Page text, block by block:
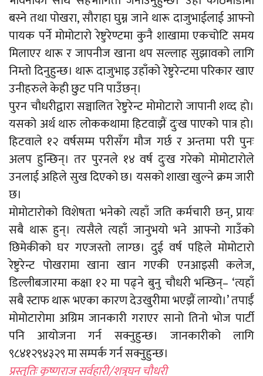
बस्ने तथा पोखरा, सौराहा घुम्न जाने थारू दाजुभाईलाई आफ्नो
पायक पर्ने मोमोटारो रेष्टुरेण्टमा कुनै शाखामा एकचोटि समय
मिलाएर थारू र जापनीज खाना थप सल्लाह सुझावको लागि
निम्तो दिनुहुन्छ। थारू दाजुभाइ उहाँको रेष्टुरेन्टमा परिकार खाए
उनीहरुले केही छुट पनि पाउँछन्।
पुरन चौधरीद्वारा सञ्चालित रेष्टुरेन्ट मोमोटारो जापानी शव्द हो।
यसको अर्थ थारु लोककथामा हिटवाझैं दुःख पाएको पात्र हो।
हिटवाले १२ वर्षसम्म परीसँग मौज गर्छ र अन्तमा परी पुनः
अलप हुन्छिन्। तर पुरनले १४ वर्ष दुःख गरेको मोमोटारोले
उनलाई अहिले सुख दिएको छ। यसको शाखा खुल्ने क्रम जारी
छ।
मोमोटारोको विशेषता भनेको त्यहाँ जति कर्मचारी छन्, प्रायः
सबै थारू हुन्। त्यसैले त्यहाँ जानुभयो भने आफ्नो गाउँको
छिमेकीको घर गएजस्तो लाग्छ। दुई वर्ष पहिले मोमोटारो
रेष्टुरेन्ट पोखरामा खाना खान गएकी एनआइसी कलेज,
डिल्लीबजारमा कक्षा १२ मा पढ्ने बुनु चौधरी भन्छिन्– ‘त्यहाँ
सबै स्टाफ थारू भएका कारण देउखुरीमा भएझैं लाग्यो।’ तपाईँ
मोमोटारोमा अग्रिम जानकारी गराएर सानो तिनो भोज पार्टी
पनि आयोजना गर्न सक्नुहुन्छ। जानकारीको लागि
९८४१२९४३२९ मा सम्पर्क गर्न सक्नुहुन्छ।
प्रस्तुतिः कृष्णराज सर्वहारी/शत्रुघन चौधरी